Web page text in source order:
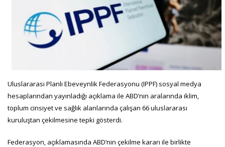
Uluslararası Planlı Ebeveynlik Federasyonu (IPPF) sosyal medya
hesaplarından yayınladığı açıklama ile ABD’nin aralarında iklim,
toplum cinsiyet ve sağlık alanlarında çalışan 66 uluslararası
kuruluştan çekilmesine tepki gösterdi.
Federasyon, açıklamasında ABD’nin çekilme kararı ile birlikte